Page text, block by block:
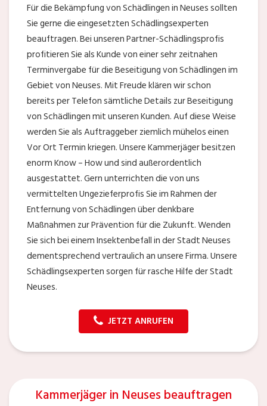
Für die Bekämpfung von Schädlingen in Neuses sollten
Sie gerne die eingesetzten Schädlingsexperten
beauftragen. Bei unseren Partner-Schädlingsprofis
profitieren Sie als Kunde von einer sehr zeitnahen
Terminvergabe für die Beseitigung von Schädlingen im
Gebiet von Neuses. Mit Freude klären wir schon
bereits per Telefon sämtliche Details zur Beseitigung
von Schädlingen mit unseren Kunden. Auf diese Weise
werden Sie als Auftraggeber ziemlich mühelos einen
Vor Ort Termin kriegen. Unsere Kammerjäger besitzen
enorm Know – How und sind außerordentlich
ausgestattet. Gern unterrichten die von uns
vermittelten Ungezieferprofis Sie im Rahmen der
Entfernung von Schädlingen über denkbare
Maßnahmen zur Prävention für die Zukunft. Wenden
Sie sich bei einem Insektenbefall in der Stadt Neuses
dementsprechend vertraulich an unsere Firma. Unsere
Schädlingsexperten sorgen für rasche Hilfe der Stadt
Neuses.
JETZT ANRUFEN
Kammerjäger in Neuses beauftragen